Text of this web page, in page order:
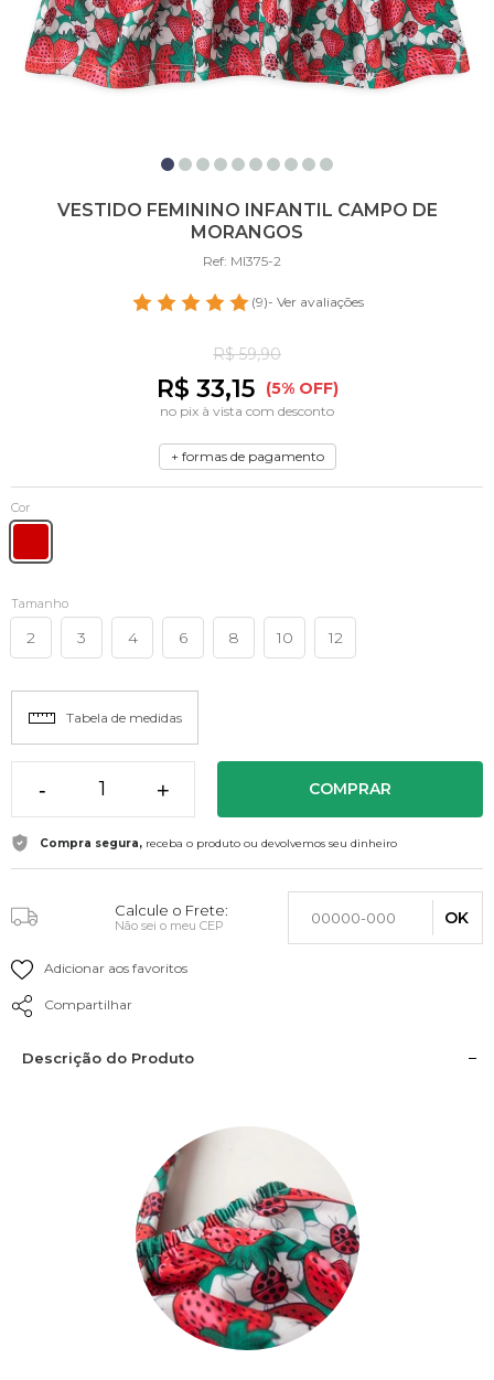
VESTIDO FEMININO INFANTIL CAMPO DE
MORANGOS
Ref: MI375-2
(9)- Ver avaliações
R$ 59,90
R$ 33,15 (5% OFF)
no pix à vista com desconto
+ formas de pagamento
Cor
Tamanho
2 3 4 6 8 10 12
Tabela de medidas
- + COMPRAR
Compra segura, receba o produto ou devolvemos seu dinheiro
Calcule o Frete:
Não sei o meu CEP OK
Adicionar aos favoritos
Compartilhar
Descrição do Produto